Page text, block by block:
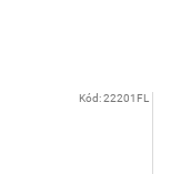
Kód:22201FL